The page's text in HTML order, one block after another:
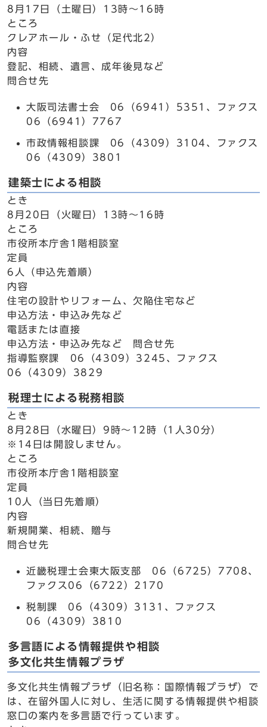
8月17日（土曜日）13時～16時
ところ
クレアホール・ふせ（足代北2）
内容
登記、相続、遺言、成年後見など
問合せ先
大阪司法書士会 06（6941）5351、ファクス
06（6941）7767
市政情報相談課 06（4309）3104、ファクス
06（4309）3801
建築士による相談
とき
8月20日（火曜日）13時～16時
ところ
市役所本庁舎1階相談室
定員
6人（申込先着順）
内容
住宅の設計やリフォーム、欠陥住宅など
申込方法・申込み先など
電話または直接
申込方法・申込み先など 問合せ先
指導監察課 06（4309）3245、ファクス
06（4309）3829
税理士による税務相談
とき
8月28日（水曜日）9時～12時（1人30分）
※14日は開設しません。
ところ
市役所本庁舎1階相談室
定員
10人（当日先着順）
内容
新規開業、相続、贈与
問合せ先
近畿税理士会東大阪支部 06（6725）7708、
ファクス06（6722）2170
税制課 06（4309）3131、ファクス
06（4309）3810
多言語による情報提供や相談
多文化共生情報プラザ
多文化共生情報プラザ（旧名称：国際情報プラザ）で
は、在留外国人に対し、生活に関する情報提供や相談
窓口の案内を多言語で行っています。